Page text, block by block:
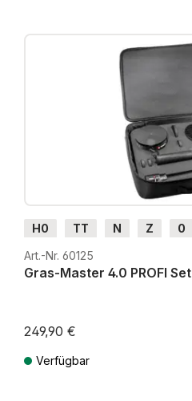
H0 TT N Z 0
Art.-Nr. 60125
Gras-Master 4.0 PROFI Set
249,90 €
Verfügbar